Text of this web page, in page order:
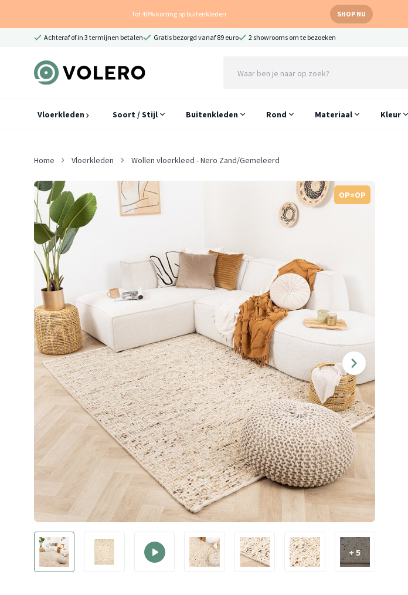
Tot 40% korting op buitenkleden SHOP NU
Achteraf of in 3 termijnen betalen Gratis bezorgd vanaf 89 euro 2 showrooms om te bezoeken
Vloerkleden Soort / Stijl Buitenkleden Rond Materiaal Kleur
Home Vloerkleden Wollen vloerkleed - Nero Zand/Gemeleerd
OP=OP
+ 5